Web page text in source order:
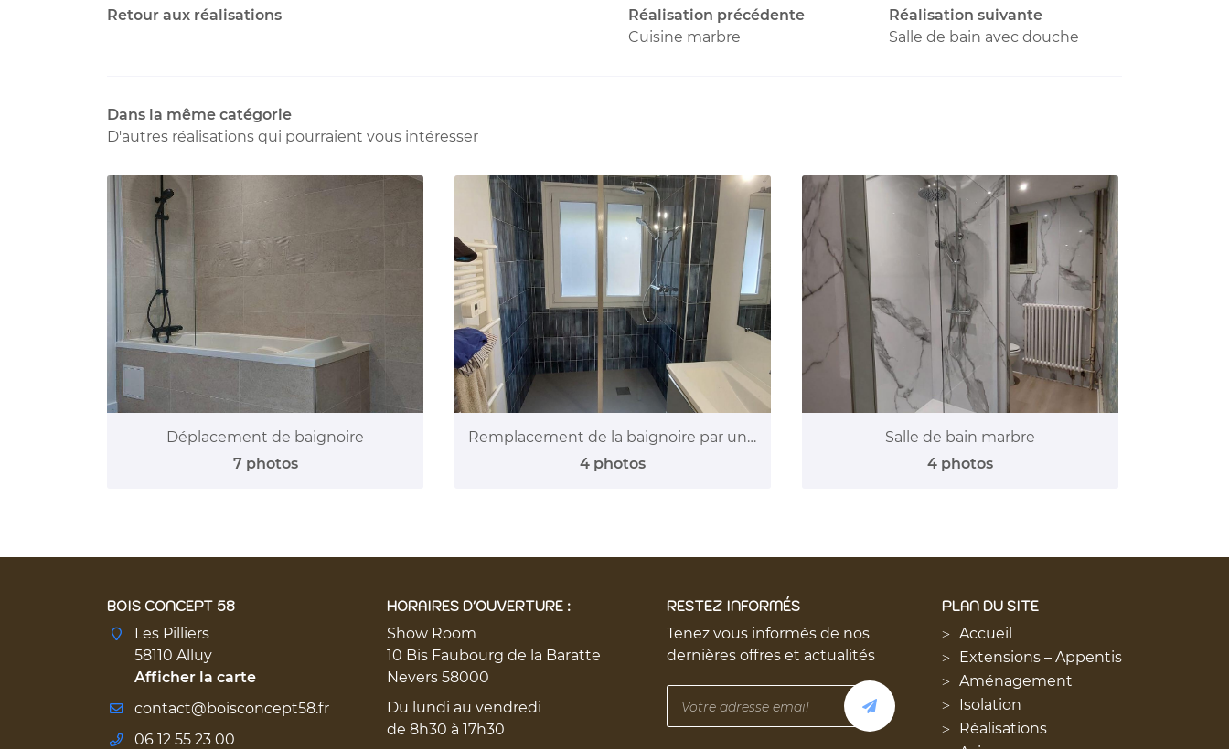
Retour aux réalisations
Réalisation précédente
Cuisine marbre
Réalisation suivante
Salle de bain avec douche
Dans la même catégorie
D'autres réalisations qui pourraient vous intéresser
Déplacement de baignoire
7 photos
Remplacement de la baignoire par une douche
4 photos
Salle de bain marbre
4 photos
BOIS CONCEPT 58
Les Pilliers
58110 Alluy
Afficher la carte
06 12 55 23 00
HORAIRES D'OUVERTURE :
Show Room
10 Bis Faubourg de la Baratte
Nevers 58000
Du lundi au vendredi
de 8h30 à 17h30
RESTEZ INFORMÉS
Tenez vous informés de nos
dernières offres et actualités
PLAN DU SITE
Accueil
Extensions – Appentis
Aménagement
Isolation
Réalisations